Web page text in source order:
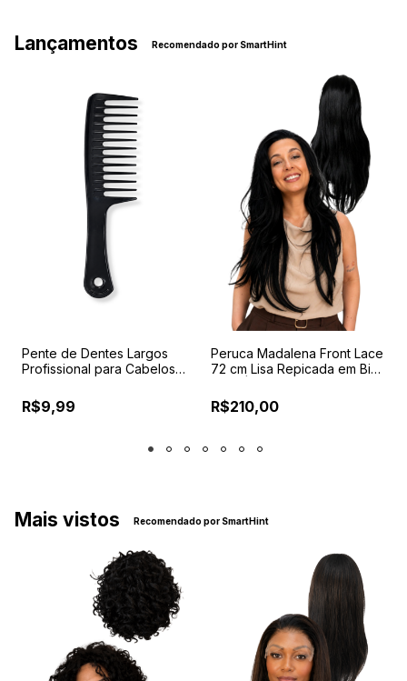
Lançamentos Recomendado por SmartHint
Pente de Dentes Largos
Profissional para Cabelos
Ondulados e Perucas
R$9,99
Peruca Madalena Front Lace
72 cm Lisa Repicada em Bio
R$210,00
Mais vistos Recomendado por SmartHint